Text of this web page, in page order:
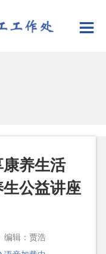
养生活
公益讲座
编辑：贾浩